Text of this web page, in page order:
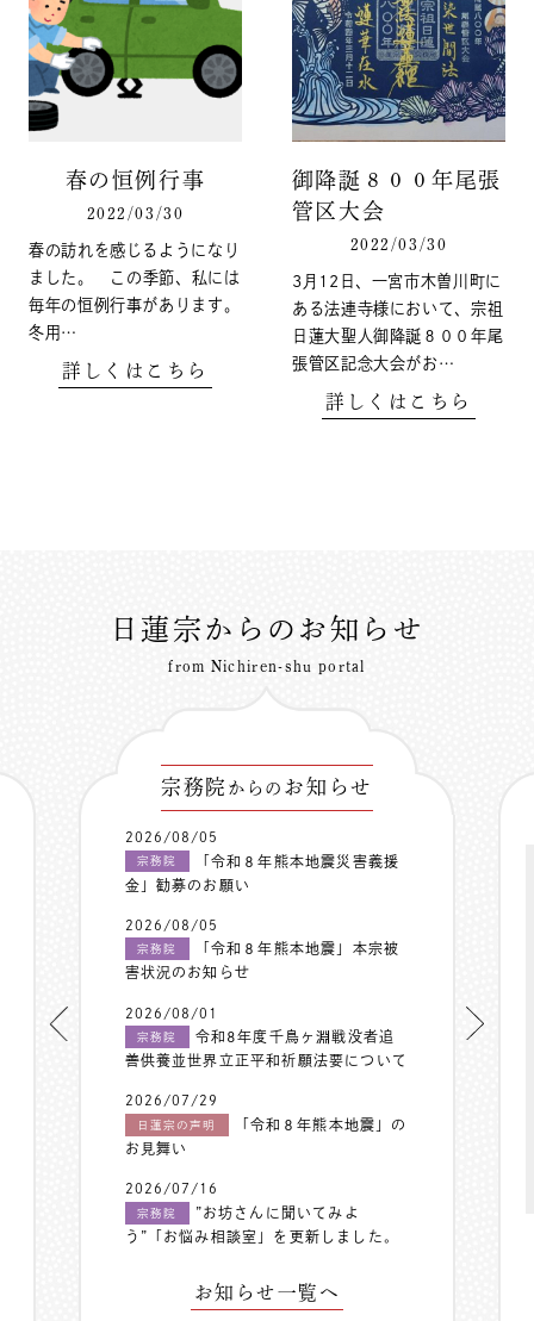
春の恒例行事
2022/03/30
春の訪れを感じるようになり
ました。 この季節、私には
毎年の恒例行事があります。
冬用…
詳しくはこちら
御降誕８００年尾張
管区大会
2022/03/30
3月12日、一宮市木曽川町に
ある法連寺様において、宗祖
日蓮大聖人御降誕８００年尾
張管区記念大会がお…
詳しくはこちら
日蓮宗からのお知らせ
from Nichiren-shu portal
宗務院 からの お知らせ
2026/08/05
宗務院
「令和８年熊本地震災害義援
金」勧募のお願い
2026/08/05
宗務院
「令和８年熊本地震」本宗被
害状況のお知らせ
2026/08/01
宗務院
令和8年度千鳥ヶ淵戦没者追
善供養並世界立正平和祈願法要について
2026/07/29
日蓮宗の声明
「令和８年熊本地震」の
お見舞い
2026/07/16
宗務院
”お坊さんに聞いてみよ
う”「お悩み相談室」を更新しました。
お知らせ一覧へ